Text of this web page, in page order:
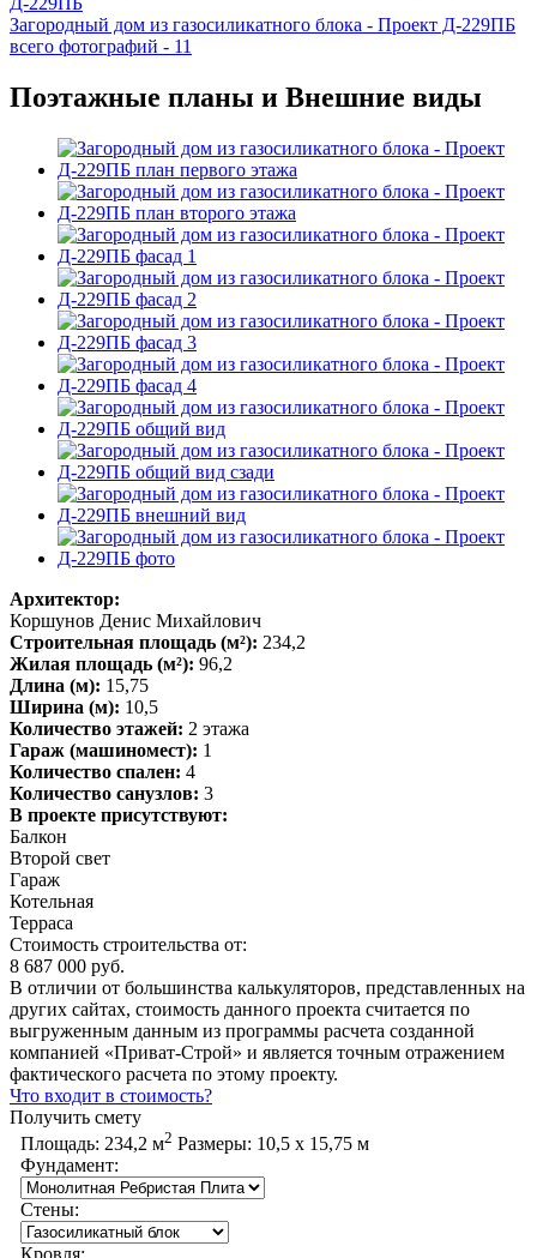
Загородный дом из газосиликатного блока - Проект Д-229ПБ
всего фотографий - 11
Поэтажные планы и Внешние виды
Архитектор:
Коршунов Денис Михайлович
Строительная площадь (м²): 234,2
Жилая площадь (м²): 96,2
Длина (м): 15,75
Ширина (м): 10,5
Количество этажей: 2 этажа
Гараж (машиномест): 1
Количество спален: 4
Количество санузлов: 3
В проекте присутствуют:
Балкон
Второй свет
Гараж
Котельная
Терраса
Стоимость строительства от:
8 687 000 руб.
В отличии от большинства калькуляторов, представленных на
других сайтах, стоимость данного проекта считается по
выгруженным данным из программы расчета созданной
компанией «Приват-Строй» и является точным отражением
фактического расчета по этому проекту.
Что входит в стоимость?
Получить смету
Площадь: 234,2 м2 Размеры: 10,5 х 15,75 м
Фундамент:
Стены:
Кровля: